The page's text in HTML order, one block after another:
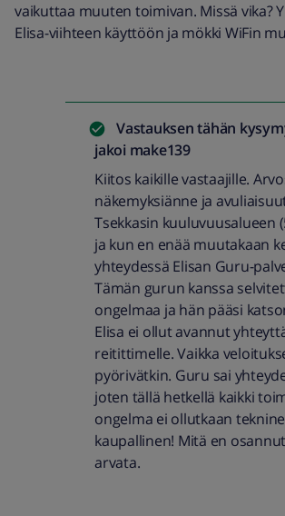
vaikuttaa muuten toimivan. Missä vika?
Elisa-viihteen käyttöön ja mökki WiFin
Vastauksen tähän
jakoi make139
Kiitos kaikille vastaajille.
näkemyksiänne ja
Tsekkasin kuuluvuusalueen
ja kun en enää muutakaan
yhteydessä Elisan Guru-
Tämän gurun kanssa
ongelmaa ja hän pääsi
Elisa ei ollut avannut
reitittimelle. Vaikka
pyörivätkin. Guru sai
joten tällä hetkellä kaikki
ongelma ei ollutkaan
kaupallinen! Mitä en
arvata.